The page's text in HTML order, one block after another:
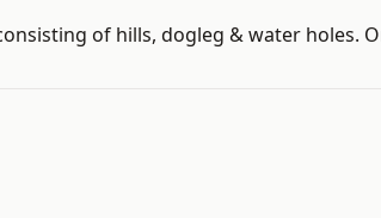
of hills, dogleg & water holes.